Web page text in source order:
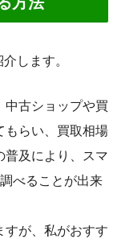
します。
中古ショップや買
もらい、買取相場
普及により、スマ
べることが出来
すが、私がおすす